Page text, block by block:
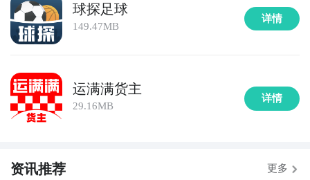
球探足球
149.47MB
详情
运满满货主
29.16MB
详情
资讯推荐 更多